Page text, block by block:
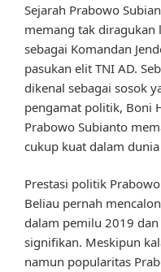
Sejarah Prabowo
memang tak diragukan
sebagai Komandan
pasukan elit TNI AD.
dikenal sebagai sosok
pengamat politik, Boni
Prabowo Subianto
cukup kuat dalam
Prestasi politik
Beliau pernah
dalam pemilu 2019
signifikan. Meskipun
namun popularitas